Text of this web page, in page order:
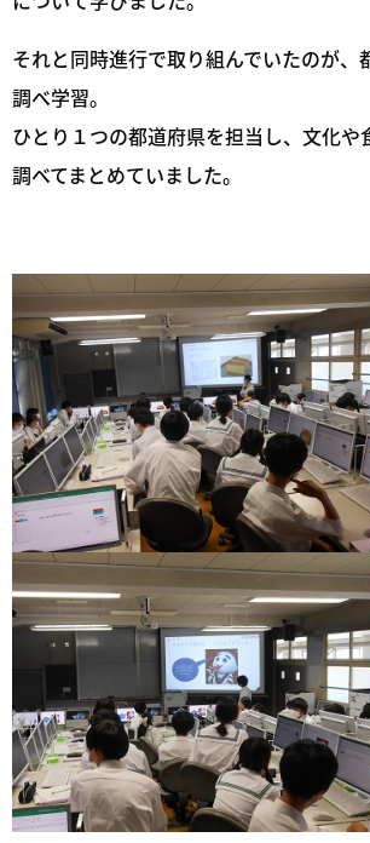
それと同時進行で取り組んでいたのが、
調べ学習。
ひとり１つの都道府県を担当し、文化や
調べてまとめていました。